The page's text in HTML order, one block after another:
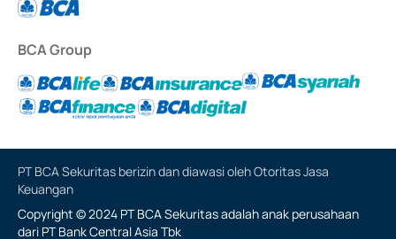
BCA Group
PT BCA Sekuritas berizin dan diawasi oleh Otoritas Jasa
Keuangan
Copyright © 2024 PT BCA Sekuritas adalah anak perusahaan
dari PT Bank Central Asia Tbk